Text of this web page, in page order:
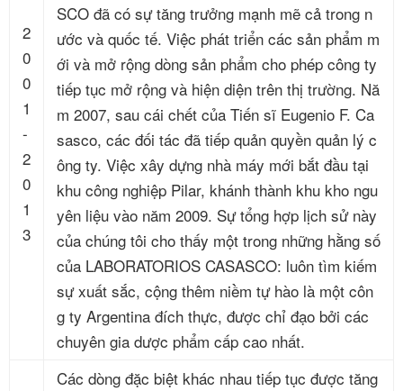
2
0
0
1
-
2
0
1
3
SCO đã có sự tăng trưởng mạnh mẽ cả trong n
ước và quốc tế. Việc phát triển các sản phẩm m
ới và mở rộng dòng sản phẩm cho phép công ty
tiếp tục mở rộng và hiện diện trên thị trường. Nă
m 2007, sau cái chết của Tiến sĩ Eugenio F. Ca
sasco, các đối tác đã tiếp quản quyền quản lý c
ông ty. Việc xây dựng nhà máy mới bắt đầu tại
khu công nghiệp Pilar, khánh thành khu kho ngu
yên liệu vào năm 2009. Sự tổng hợp lịch sử này
của chúng tôi cho thấy một trong những hằng số
của LABORATORIOS CASASCO: luôn tìm kiếm
sự xuất sắc, cộng thêm niềm tự hào là một côn
g ty Argentina đích thực, được chỉ đạo bởi các
chuyên gia dược phẩm cấp cao nhất.
Các dòng đặc biệt khác nhau tiếp tục được tăng